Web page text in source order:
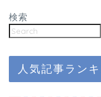
検索
人気記事ラン